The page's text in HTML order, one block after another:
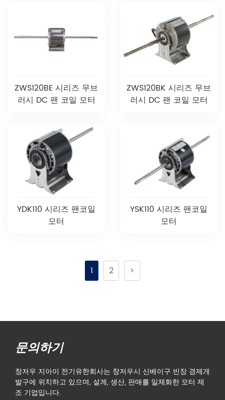
ZWS120BE 시리즈 무브
러시 DC 팬 코일 모터
ZWS120BK 시리즈 무브
러시 DC 팬 코일 모터
YDK110 시리즈 팬코일
모터
YSK110 시리즈 팬코일
모터
1 2 >
문의하기
창저우 지아이 전기유한회사는 창저우시 신베이구 빈장 경제개
발구에 위치하고 있으며, 설계, 생산, 판매를 일체화한 모터 제
조 기업입니다.